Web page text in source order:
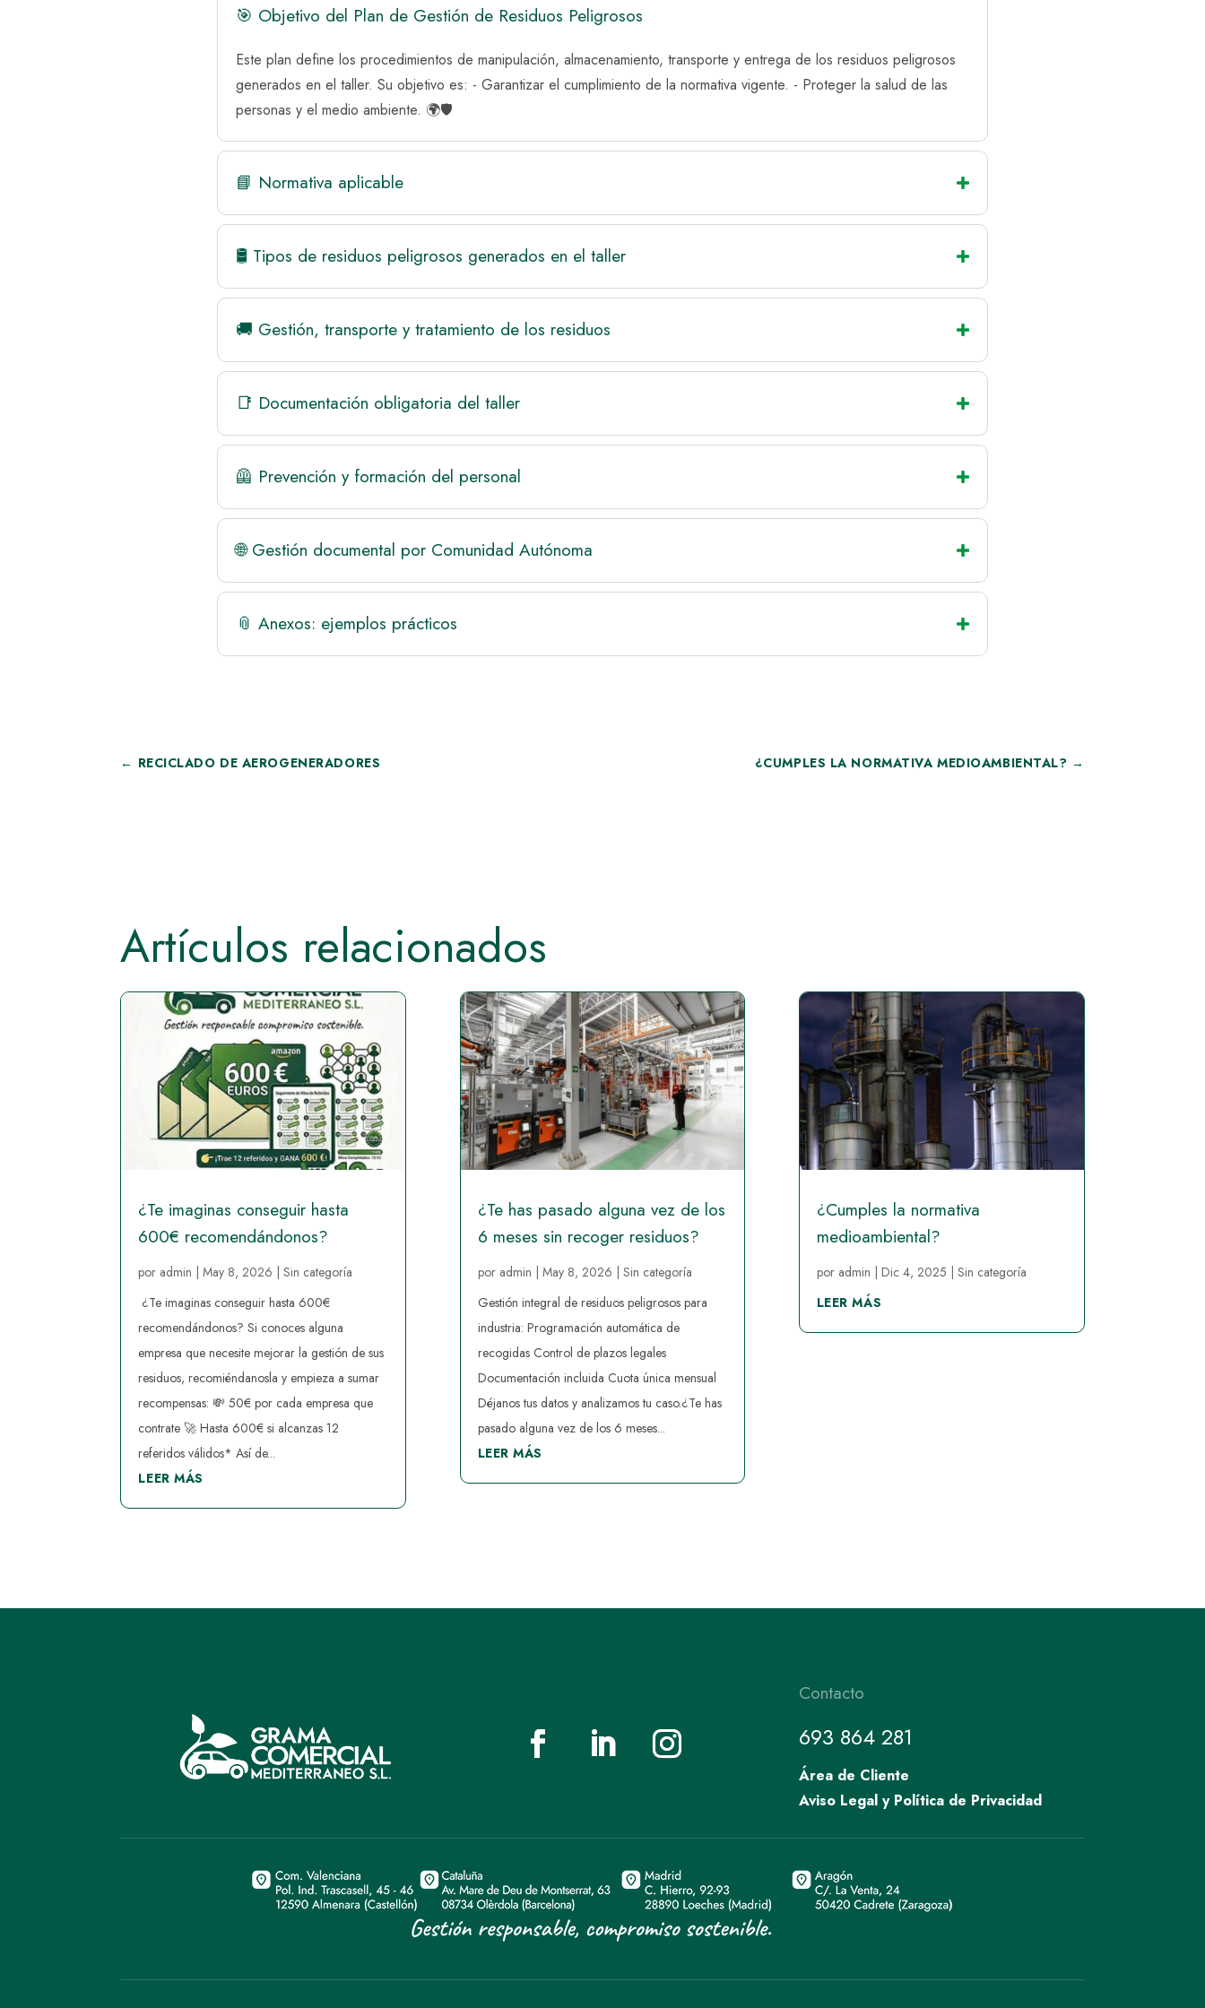
🎯 Objetivo del Plan de Gestión de Residuos Peligrosos
Este plan define los procedimientos de manipulación, almacenamiento, transporte y entrega de los residuos peligrosos
generados en el taller. Su objetivo es: - Garantizar el cumplimiento de la normativa vigente. - Proteger la salud de las
personas y el medio ambiente. 🌍🛡️
📘 Normativa aplicable
🛢️ Tipos de residuos peligrosos generados en el taller
🚚 Gestión, transporte y tratamiento de los residuos
📑 Documentación obligatoria del taller
🦺 Prevención y formación del personal
🌐 Gestión documental por Comunidad Autónoma
📎 Anexos: ejemplos prácticos
← RECICLADO DE AEROGENERADORES ¿CUMPLES LA NORMATIVA MEDIOAMBIENTAL? →
Artículos relacionados
¿Te imaginas conseguir hasta
600€ recomendándonos?
por admin |May 8, 2026 |Sin categoría
¿Te imaginas conseguir hasta 600€
recomendándonos? Si conoces alguna
empresa que necesite mejorar la gestión de sus
residuos, recomiéndanosla y empieza a sumar
recompensas: 💸 50€ por cada empresa que
contrate 🚀 Hasta 600€ si alcanzas 12
referidos válidos* Así de...
LEER MÁS
¿Te has pasado alguna vez de los
6 meses sin recoger residuos?
por admin May 8, 2026
Sin categoría
Gestión integral de residuos peligrosos para
industria: Programación automática de
recogidas Control de plazos legales
Documentación incluida Cuota única mensual
Déjanos tus datos y analizamos tu caso.¿Te has
pasado alguna vez de los 6 meses...
LEER MÁS
¿Cumples la normativa
medioambiental?
por admin Dic 4, 2025
Sin categoría
LEER MÁS
Contacto
693 864 281
Área de Cliente
Aviso Legal y Política de Privacidad